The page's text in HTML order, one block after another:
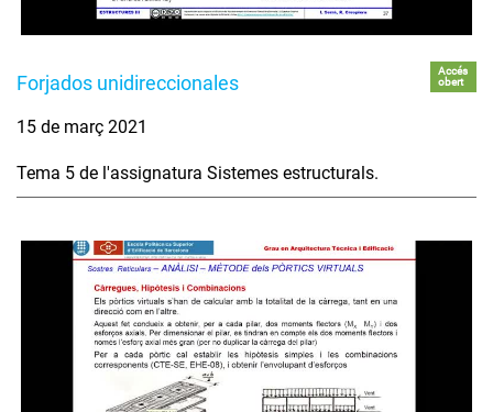
Forjados unidireccionales
Accés
obert
15 de març 2021
Tema 5 de l'assignatura Sistemes estructurals.